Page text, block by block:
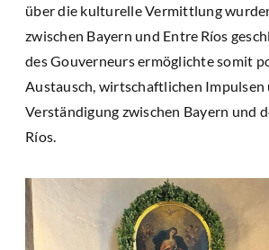
über die kulturelle Vermittlung
zwischen Bayern und Entre Ríos
des Gouverneurs ermöglichte somit
Austausch, wirtschaftlichen
Verständigung zwischen Bayern und
Ríos.